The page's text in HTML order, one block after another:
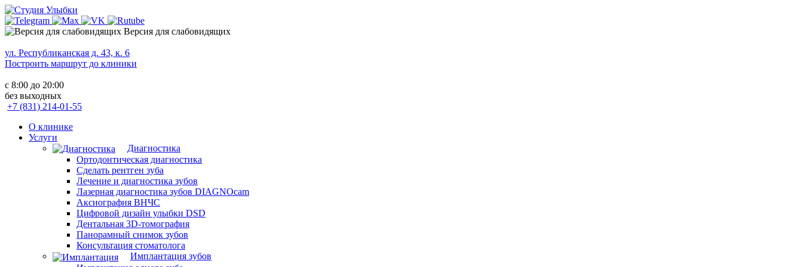
Версия для слабовидящих
ул. Республиканская д. 43, к. 6
Построить маршрут до клиники
с 8:00 до 20:00
без выходных
+7 (831) 214-01-55
О клинике
Услуги
Диагностика
Ортодонтическая диагностика
Сделать рентген зуба
Лечение и диагностика зубов
Лазерная диагностика зубов DIAGNOcam
Аксиография ВНЧС
Цифровой дизайн улыбки DSD
Дентальная 3D-томография
Панорамный снимок зубов
Консультация стоматолога
Имплантация зубов